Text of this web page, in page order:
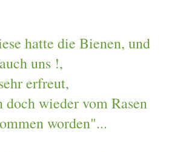
hatte die Bienen, und
auch uns !,
erfreut,
doch wieder vom Rasen
worden"...